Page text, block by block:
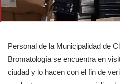
Personal de la Municipalidad de
Bromatología se encuentra en
ciudad y lo hacen con el fin de